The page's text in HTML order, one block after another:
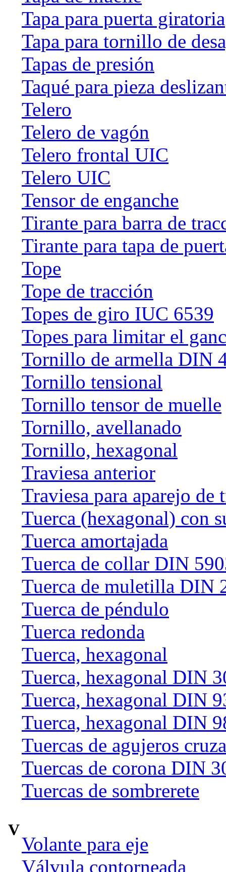
Tapa para puerta giratoria
Tapa para tornillo de
Tapas de presión
Taqué para pieza
Telero
Telero de vagón
Telero frontal UIC
Telero UIC
Tensor de enganche
Tirante para barra de
Tirante para tapa de
Tope
Tope de tracción
Topes de giro IUC 6539
Topes para limitar el
Tornillo de armella DIN
Tornillo tensional
Tornillo tensor de muelle
Tornillo, avellanado
Tornillo, hexagonal
Traviesa anterior
Traviesa para aparejo
Tuerca (hexagonal) con
Tuerca amortajada
Tuerca de collar DIN
Tuerca de muletilla DIN
Tuerca de péndulo
Tuerca redonda
Tuerca, hexagonal
Tuerca, hexagonal DIN
Tuerca, hexagonal DIN
Tuerca, hexagonal DIN
Tuercas de agujeros
Tuercas de corona DIN
Tuercas de sombrerete
V
Volante para eje
Válvula contorneada